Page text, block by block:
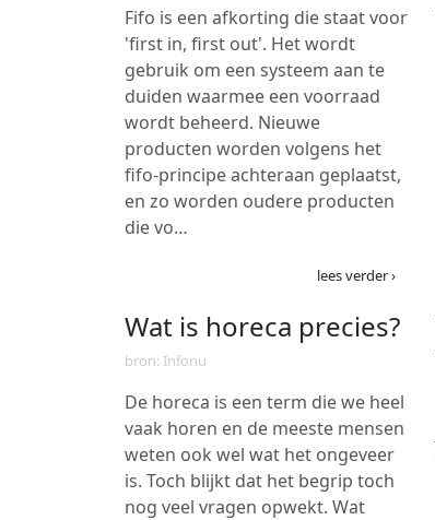
Fifo is een afkorting die staat voor
'first in, first out'. Het wordt
gebruik om een systeem aan te
duiden waarmee een voorraad
wordt beheerd. Nieuwe
producten worden volgens het
fifo-principe achteraan geplaatst,
en zo worden oudere producten
die vo…
lees verder ›
Wat is horeca precies?
bron: Infonu
De horeca is een term die we heel
vaak horen en de meeste mensen
weten ook wel wat het ongeveer
is. Toch blijkt dat het begrip toch
nog veel vragen opwekt. Wat